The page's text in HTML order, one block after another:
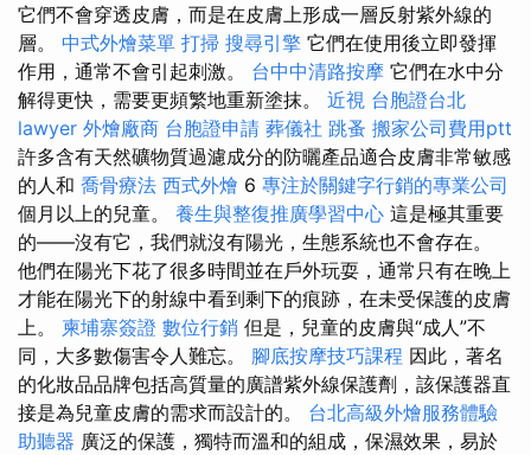
它們不會穿透皮膚，而是在皮膚上形成一層反射紫外線的
層。 中式外燴菜單 打掃 搜尋引擎 它們在使用後立即發揮
作用，通常不會引起刺激。 台中中清路按摩 它們在水中分
解得更快，需要更頻繁地重新塗抹。 近視 台胞證台北
lawyer 外燴廠商 台胞證申請 葬儀社 跳蚤 搬家公司費用ptt
許多含有天然礦物質過濾成分的防曬產品適合皮膚非常敏感
的人和 喬骨療法 西式外燴 6 專注於關鍵字行銷的專業公司
個月以上的兒童。 養生與整復推廣學習中心 這是極其重要
的——沒有它，我們就沒有陽光，生態系統也不會存在。
他們在陽光下花了很多時間並在戶外玩耍，通常只有在晚上
才能在陽光下的射線中看到剩下的痕跡，在未受保護的皮膚
上。 柬埔寨簽證 數位行銷 但是，兒童的皮膚與“成人”不
同，大多數傷害令人難忘。 腳底按摩技巧課程 因此，著名
的化妝品品牌包括高質量的廣譜紫外線保護劑，該保護器直
接是為兒童皮膚的需求而設計的。 台北高級外燴服務體驗
助聽器 廣泛的保護，獨特而溫和的組成，保濕效果，易於